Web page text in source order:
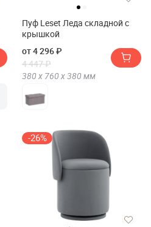
Пуф Leset Леда складной с
крышкой
от 4 296 ₽
4 447 ₽
380 х 760 х380 мм
-26%